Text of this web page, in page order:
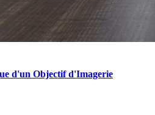
d'un Objectif d'Imagerie